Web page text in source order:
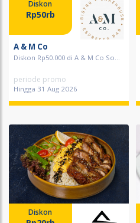
Diskon
Rp50rb
A & M Co
Diskon Rp50.000 di A & M Co So...
periode promo
Hingga 31 Aug 2026
Diskon